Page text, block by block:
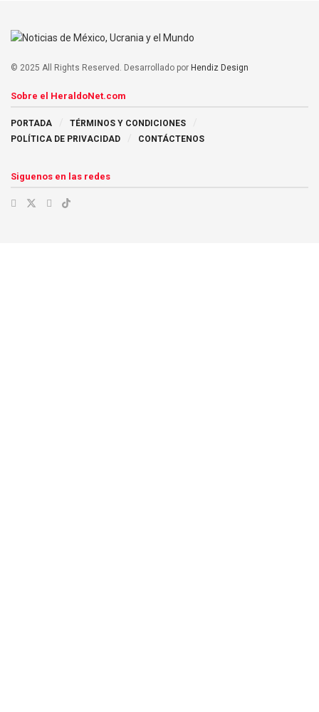
© 2025 All Rights Reserved. Desarrollado por Hendiz Design
Sobre el HeraldoNet.com
PORTADA
TÉRMINOS Y CONDICIONES
POLÍTICA DE PRIVACIDAD
CONTÁCTENOS
Siguenos en las redes